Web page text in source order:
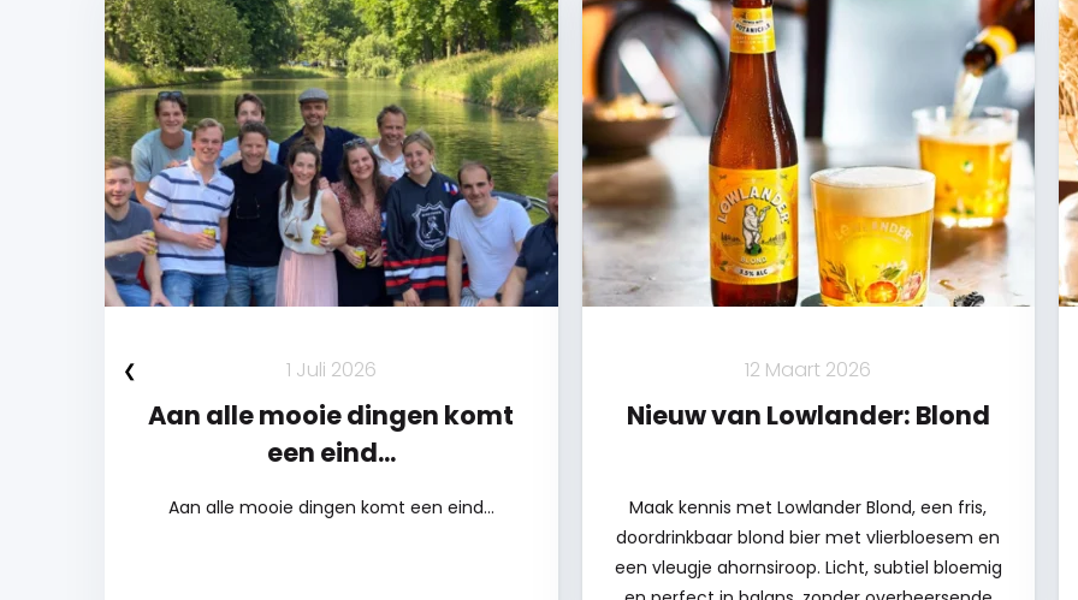
1 Juli 2026
Aan alle mooie dingen komt
een eind...
Aan alle mooie dingen komt een eind...
12 Maart 2026
Nieuw van Lowlander: Blond
Maak kennis met Lowlander Blond, een fris,
doordrinkbaar blond bier met vlierbloesem en
een vleugje ahornsiroop. Licht, subtiel bloemig